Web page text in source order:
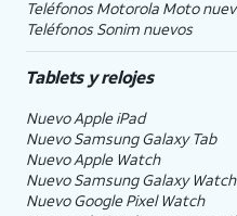
Teléfonos Motorola Moto
Teléfonos Sonim nuevos
Tablets y relojes
Nuevo Apple iPad
Nuevo Samsung Galaxy Tab
Nuevo Apple Watch
Nuevo Samsung Galaxy Watch
Nuevo Google Pixel Watch